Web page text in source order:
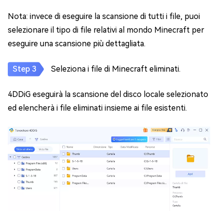
Nota: invece di eseguire la scansione di tutti i file, puoi
selezionare il tipo di file relativi al mondo Minecraft per
eseguire una scansione più dettagliata.
Seleziona i file di Minecraft eliminati.
4DDiG eseguirà la scansione del disco locale selezionato
ed elencherà i file eliminati insieme ai file esistenti.